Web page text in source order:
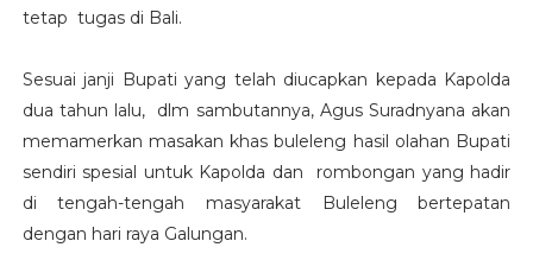
tetap tugas di Bali.
Sesuai janji Bupati yang telah diucapkan kepada Kapolda
dua tahun lalu, dlm sambutannya, Agus Suradnyana akan
memamerkan masakan khas buleleng hasil olahan Bupati
sendiri spesial untuk Kapolda dan rombongan yang hadir
di tengah-tengah masyarakat Buleleng bertepatan
dengan hari raya Galungan.